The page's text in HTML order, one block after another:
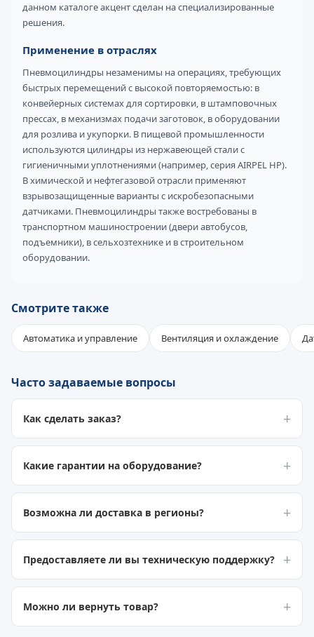
данном каталоге акцент сделан на специализированные
решения.
Применение в отраслях
Пневмоцилиндры незаменимы на операциях, требующих
быстрых перемещений с высокой повторяемостью: в
конвейерных системах для сортировки, в штамповочных
прессах, в механизмах подачи заготовок, в оборудовании
для розлива и укупорки. В пищевой промышленности
используются цилиндры из нержавеющей стали с
гигиеничными уплотнениями (например, серия AIRPEL HP).
В химической и нефтегазовой отрасли применяют
взрывозащищенные варианты с искробезопасными
датчиками. Пневмоцилиндры также востребованы в
транспортном машиностроении (двери автобусов,
подъемники), в сельхозтехнике и в строительном
оборудовании.
Смотрите также
Автоматика и управление Вентиляция и охлаждение
Часто задаваемые вопросы
Как сделать заказ?
Какие гарантии на оборудование?
Возможна ли доставка в регионы?
Предоставляете ли вы техническую поддержку?
Можно ли вернуть товар?